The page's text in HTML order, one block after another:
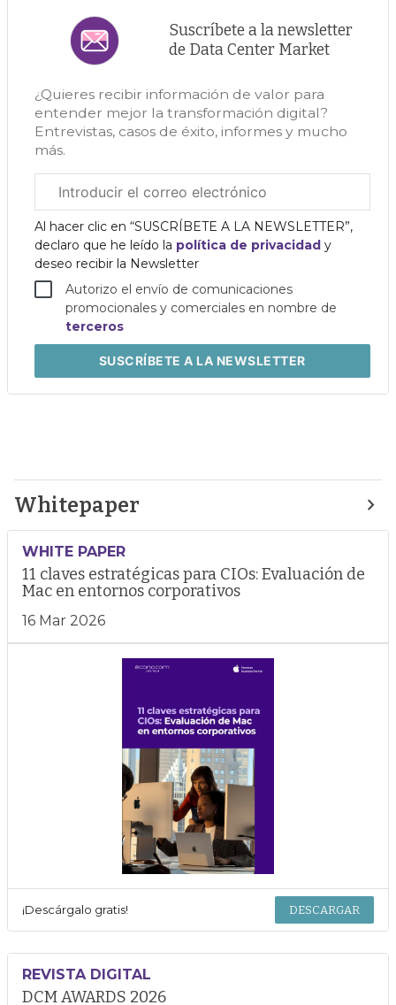
Suscríbete a la newsletter
de Data Center Market
¿Quieres recibir información de valor para
entender mejor la transformación digital?
Entrevistas, casos de éxito, informes y mucho
más.
electrónico
corporativo
Al hacer clic en “SUSCRÍBETE A LA NEWSLETTER”,
declaro que he leído la política de privacidad y
deseo recibir la Newsletter
Autorizo el envío de comunicaciones
promocionales y comerciales en nombre de
terceros
SUSCRÍBETEA LA NEWSLETTER
Whitepaper
WHITE PAPER
11 claves estratégicas para CIOs: Evaluación de
Mac en entornos corporativos
16 Mar 2026
¡Descárgalo gratis! DESCARGAR
REVISTA DIGITAL
DCM AWARDS 2026